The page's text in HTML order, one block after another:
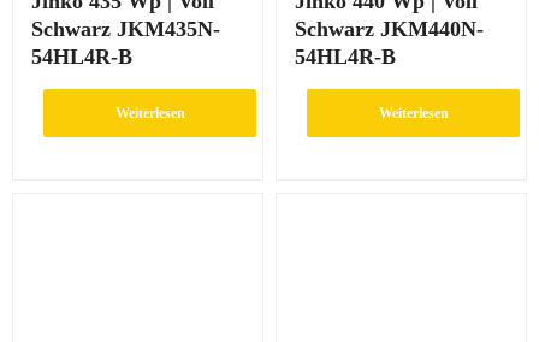
Schwarz JKM435N-
54HL4R-B
Weiterlesen
Schwarz JKM440N-
54HL4R-B
Weiterlesen